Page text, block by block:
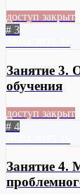
доступ закрыт
# 3
Занятие 3.
обучения
доступ закрыт
# 4
Занятие 4.